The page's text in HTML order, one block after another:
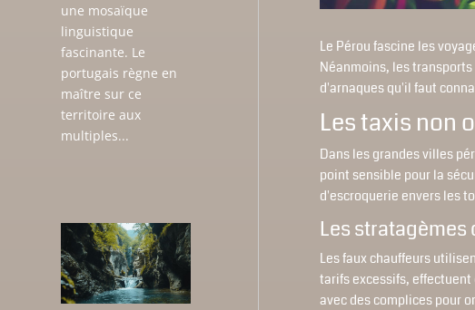
une mosaïque
linguistique
fascinante. Le
portugais règne en
maître sur ce
territoire aux
multiples...
Le Pérou fascine les
Néanmoins, les
d'arnaques qu'il faut
Les taxis non
Dans les grandes villes
point sensible pour la
d'escroquerie envers les
Les
Les faux chauffeurs
tarifs excessifs,
avec des complices pour